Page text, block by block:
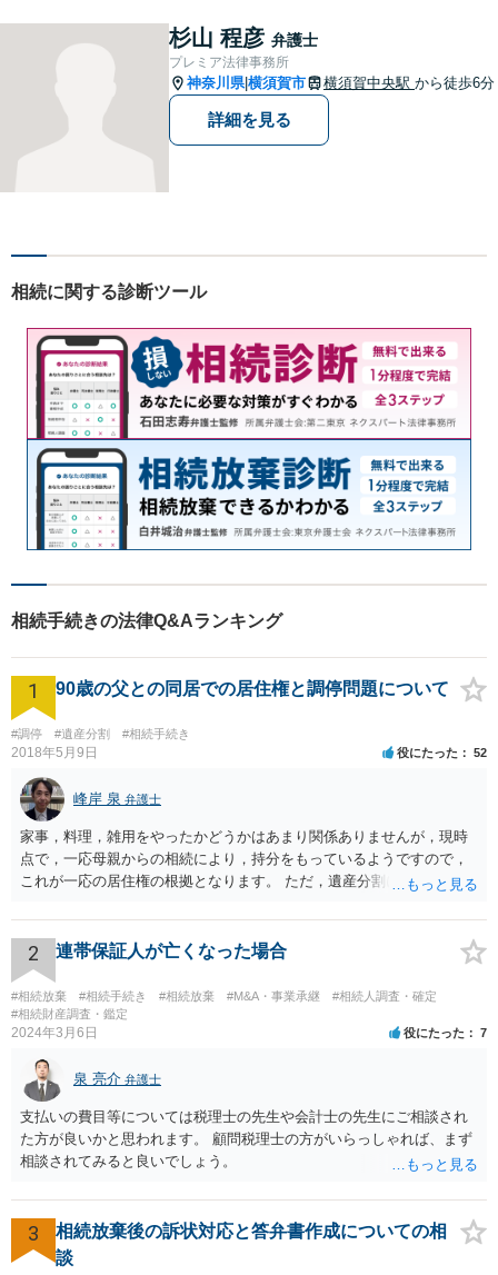
可】【女性弁護士在籍】
杉山 程彦 弁護士
プレミア法律事務所
神奈川県|横須賀市 横須賀中央駅 から徒歩6分
詳細を見る
相続に関する診断ツール
相続手続きの法律Q&Aランキング
1 90歳の父との同居での居住権と調停問題について
#調停 #遺産分割 #相続手続き
2018年5月9日 役にたった 52
峰岸 泉 弁護士
家事，料理，雑用をやったかどうかはあまり関係ありませんが，現時
点で，一応母親からの相続により，持分をもっているようですので，
これが一応の居住権の根拠となります。 ただ，遺産分割により，母の
2 連帯保証人が亡くなった場合
#相続放棄 #相続手続き #相続放棄 #M&A・事業承継
#相続人調査・確定
#相続財産調査・鑑定
2024年3月6日 役にたった 7
泉 亮介 弁護士
支払いの費目等については税理士の先生や会計士の先生にご相談され
た方が良いかと思われます。 顧問税理士の方がいらっしゃれば、まず
相談されてみると良いでしょう。
3
相続放棄後の訴状対応と答弁書作成についての相
談